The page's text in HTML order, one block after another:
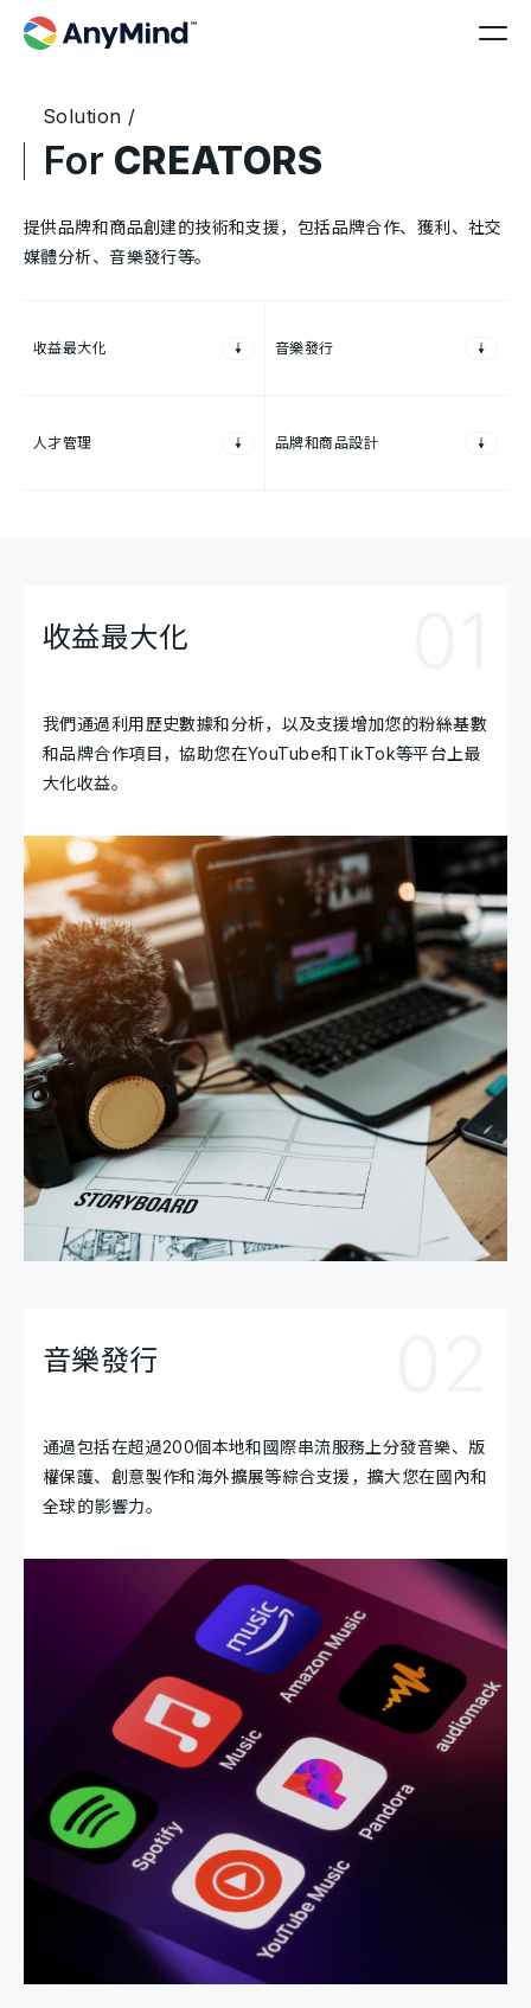
Solution /
For CREATORS
提供品牌和商品創建的技術和支援，包括品牌合作、獲利、社交
媒體分析、音樂發行等。
收益最大化 音樂發行
人才管理 品牌和商品設計
收益最大化
我們通過利用歷史數據和分析，以及支援增加您的粉絲基數
和品牌合作項目，協助您在YouTube和TikTok等平台上最
大化收益。
音樂發行
通過包括在超過200個本地和國際串流服務上分發音樂、版
權保護、創意製作和海外擴展等綜合支援，擴大您在國內和
全球的影響力。